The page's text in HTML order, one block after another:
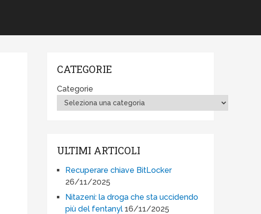
CATEGORIE
Categorie
ULTIMI ARTICOLI
Recuperare chiave BitLocker
26/11/2025
Nitazeni: la droga che sta uccidendo
più del fentanyl 16/11/2025